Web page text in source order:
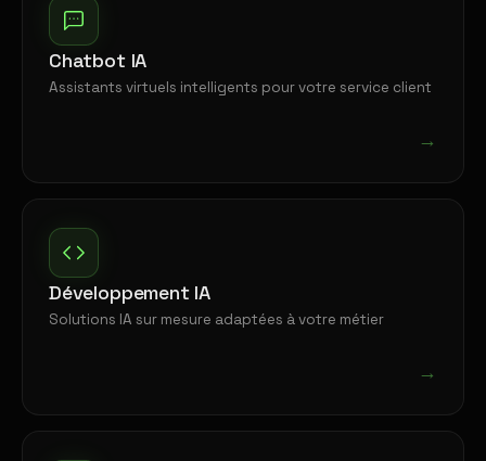
Chatbot IA
Assistants virtuels intelligents pour votre service client
→
Développement IA
Solutions IA sur mesure adaptées à votre métier
→